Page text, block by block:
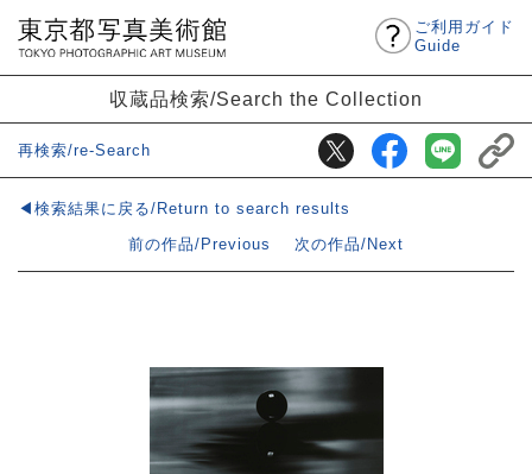
ご利用ガイド
Guide
収蔵品検索/Search the Collection
再検索/re-Search
◀検索結果に戻る/Return to search results
前の作品/Previous
次の作品/Next